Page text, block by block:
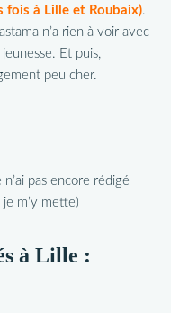
fois à Lille et Roubaix).
n’a rien à voir avec
jeunesse. Et puis,
peu cher.
n’ai pas encore rédigé
m’y mette)
à Lille :